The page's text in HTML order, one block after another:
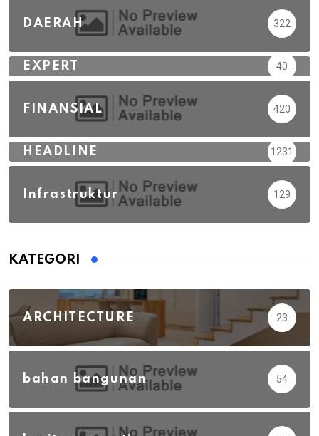
DAERAH 322
EXPERT 40
FINANSIAL 420
HEADLINE 1231
Infrastruktur 129
KATEGORI
ARCHITECTURE 23
bahan bangunan 54